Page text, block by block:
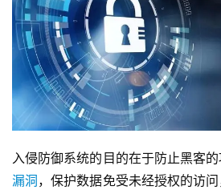
入侵防御系统的目的在于防止黑客
漏洞 ，保护数据免受未经授权的访